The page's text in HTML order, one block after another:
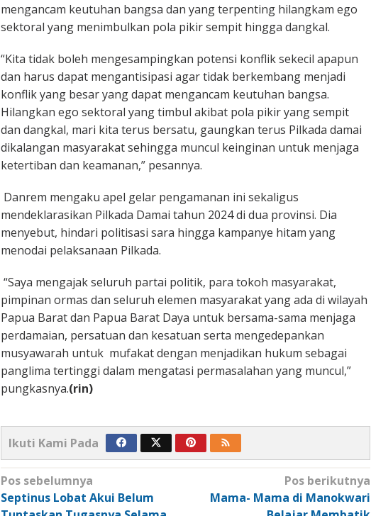
mengancam keutuhan bangsa dan yang terpenting hilangkam ego
sektoral yang menimbulkan pola pikir sempit hingga dangkal.
“Kita tidak boleh mengesampingkan potensi konflik sekecil apapun
dan harus dapat mengantisipasi agar tidak berkembang menjadi
konflik yang besar yang dapat mengancam keutuhan bangsa.
Hilangkan ego sektoral yang timbul akibat pola pikir yang sempit
dan dangkal, mari kita terus bersatu, gaungkan terus Pilkada damai
dikalangan masyarakat sehingga muncul keinginan untuk menjaga
ketertiban dan keamanan,” pesannya.
Danrem mengaku apel gelar pengamanan ini sekaligus
mendeklarasikan Pilkada Damai tahun 2024 di dua provinsi. Dia
menyebut, hindari politisasi sara hingga kampanye hitam yang
menodai pelaksanaan Pilkada.
“Saya mengajak seluruh partai politik, para tokoh masyarakat,
pimpinan ormas dan seluruh elemen masyarakat yang ada di wilayah
Papua Barat dan Papua Barat Daya untuk bersama-sama menjaga
perdamaian, persatuan dan kesatuan serta mengedepankan
musyawarah untuk mufakat dengan menjadikan hukum sebagai
panglima tertinggi dalam mengatasi permasalahan yang muncul,”
pungkasnya.(rin)
Ikuti Kami Pada
Navigasi
pos
Pos sebelumnya
Septinus Lobat Akui Belum
Pos berikutnya
Mama- Mama di Manokwari